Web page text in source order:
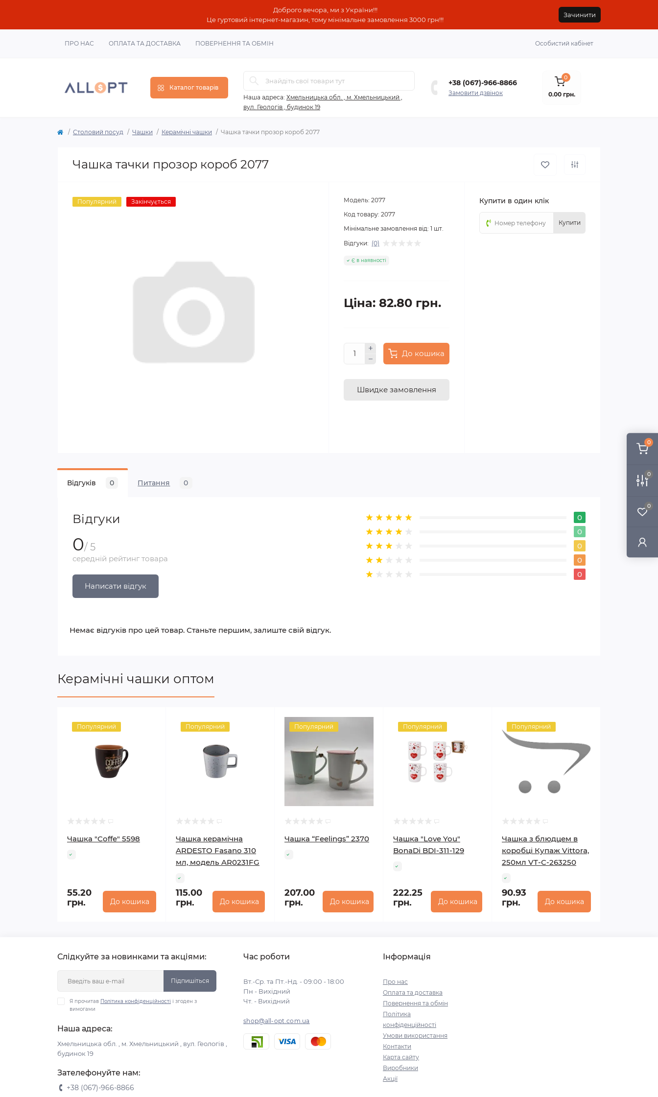
0
0
0
Доброго вечора, ми з України!!!
Це гуртовий інтернет-магазин, тому мінімальне замовлення 3000 грн!!!
Зачинити
ПРО НАС ОПЛАТА ТА ДОСТАВКА ПОВЕРНЕННЯ ТА ОБМІН Особистий кабінет
Каталог товарів
Наша адреса: Хмельницька обл. , м. Хмельницький ,
вул. Геологів , будинок 19
+38 (067)-966-8866
Замовити дзвінок
0
0.00 грн.
Столовий посуд Чашки Керамічні чашки Чашка тачки прозор короб 2077
Чашка тачки прозор короб 2077
Популярний Закінчується Модель: 2077
Код товару: 2077
Мінімальне замовлення від: 1 шт.
Відгуки: (0)
Є в наявності
Ціна: 82.80 грн.
До кошика
Швидке замовлення
Купити в один клік
Купити
Відгуків 0 Питання 0
Відгуки
0/ 5
середній рейтинг товара
Написати відгук
0
0
0
0
0
Немає відгуків про цей товар. Станьте першим, залиште свій відгук.
Керамічні чашки оптом
Популярний
Чашка "Coffe" 5598
55.20
грн.
До кошика
Популярний
Чашка керамічна
ARDESTO Fasano 310
мл, модель AR0231FG
115.00
грн.
До кошика
Популярний
Чашка “Feelings” 2370
207.00
грн.
До кошика
Популярний
Чашка "Love You"
BonaDi BDI-311-129
222.25
грн.
До кошика
Популярний
Чашка з блюдцем в
коробці Купаж Vittora,
250мл VT-C-263250
90.93
грн.
До кошика
Слідкуйте за новинками та акціями:
Підпишіться
Я прочитав Політика конфіденційності і згоден з
вимогами
Наша адреса:
Хмельницька обл. , м. Хмельницький , вул. Геологів ,
будинок 19
Зателефонуйте нам:
+38 (067)-966-8866
Час роботи
Вт.-Ср. та Пт.-Нд. - 09:00 - 18:00
Пн - Вихідний
Чт. - Вихідний
shop@all-opt.com.ua
Інформація
Про нас
Оплата та доставка
Повернення та обмін
Політика
конфіденційності
Умови використання
Контакти
Карта сайту
Виробники
Акції